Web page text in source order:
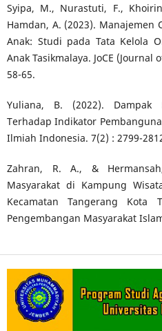
Syipa, M., Nurastuti, F.,
Hamdan, A. (2023). Manajemen
Anak: Studi pada Tata Kelola
Anak Tasikmalaya. JoCE
58-65.
Yuliana, B. (2022). Dampak
Terhadap Indikator
Ilmiah Indonesia. 7(2) : 2799-
Zahran, R. A., &
Masyarakat di Kampung
Kecamatan Tangerang Kota
Pengembangan Masyarakat